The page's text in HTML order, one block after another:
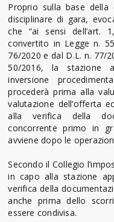
Proprio sulla base della
disciplinare di gara,
che “ai sensi dell’art.
convertito in Legge n.
76/2020 e dal D.L. n. 77/
50/2016, la stazione
inversione
procederà prima alla
valutazione dell’offerta
alla verifica della
concorrente primo in
avviene dopo le
Secondo il Collegio
in capo alla stazione
verifica della
anche prima dello
essere condivisa.